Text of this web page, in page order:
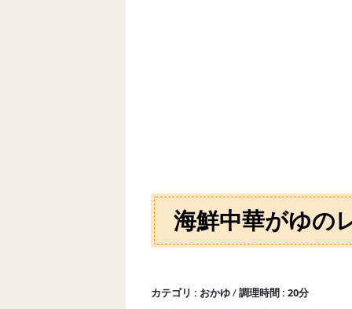
海鮮中華がゆの
カテゴリ おかゆ 調理時間 20分